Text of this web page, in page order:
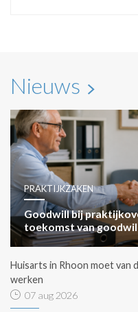
Nieuws
PRAKTIJKZAKEN
Goodwill bij
toekomst van
Huisarts in Rhoon moet van
werken
07 aug 2026